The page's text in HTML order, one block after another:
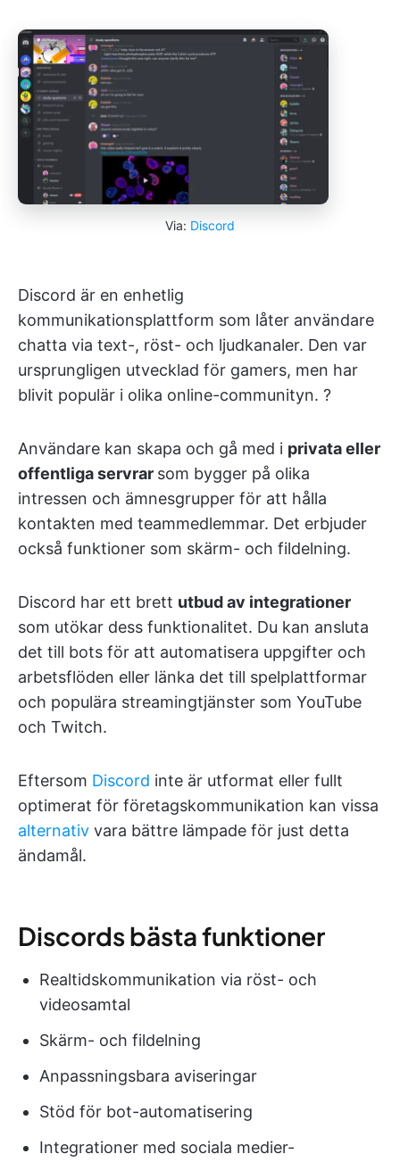
Via: Discord
Discord är en enhetlig
kommunikationsplattform som låter användare
chatta via text-, röst- och ljudkanaler. Den var
ursprungligen utvecklad för gamers, men har
blivit populär i olika online-communityn. ?️
Användare kan skapa och gå med i privata eller
offentliga servrar som bygger på olika
intressen och ämnesgrupper för att hålla
kontakten med teammedlemmar. Det erbjuder
också funktioner som skärm- och fildelning.
Discord har ett brett utbud av integrationer
som utökar dess funktionalitet. Du kan ansluta
det till bots för att automatisera uppgifter och
arbetsflöden eller länka det till spelplattformar
och populära streamingtjänster som YouTube
och Twitch.
Eftersom Discord inte är utformat eller fullt
optimerat för företagskommunikation kan vissa
alternativ vara bättre lämpade för just detta
ändamål.
Discords bästa funktioner
Realtidskommunikation via röst- och
videosamtal
Skärm- och fildelning
Anpassningsbara aviseringar
Stöd för bot-automatisering
Integrationer med sociala medier-